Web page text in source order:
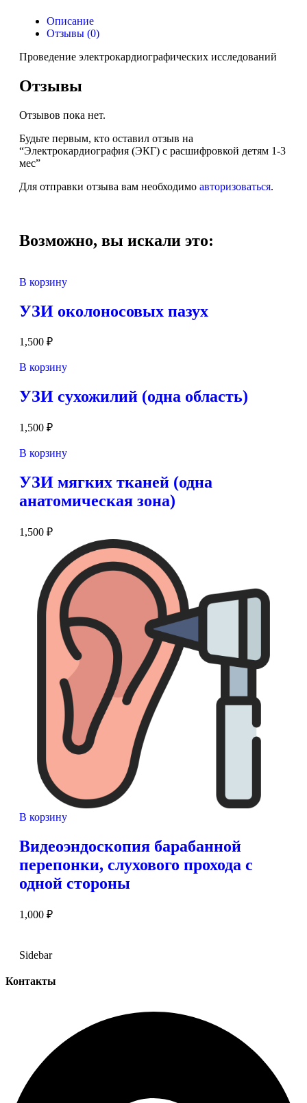
Описание
Отзывы (0)
Проведение электрокардиографических исследований
Отзывы
Отзывов пока нет.
Будьте первым, кто оставил отзыв на
“Электрокардиография (ЭКГ) с расшифровкой детям 1-3
мес”
Для отправки отзыва вам необходимо авторизоваться.
Возможно, вы искали это:
В корзину
УЗИ околоносовых пазух
1,500 ₽
В корзину
УЗИ сухожилий (одна область)
1,500 ₽
В корзину
УЗИ мягких тканей (одна
анатомическая зона)
1,500 ₽
В корзину
Видеоэндоскопия барабанной
перепонки, слухового прохода с
одной стороны
1,000 ₽
Sidebar
Контакты